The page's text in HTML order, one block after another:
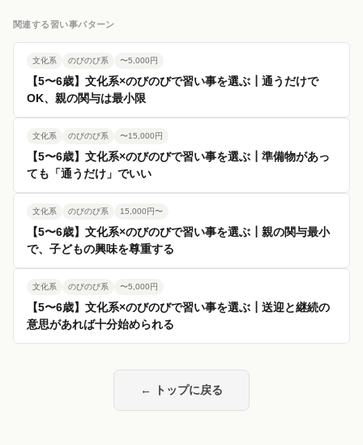
関連する習い事パターン
文化系 のびのび系 〜5,000円
【5〜6歳】文化系×のびのびで習い事を選ぶ┃通うだけで
OK、親の関与は最小限
文化系 のびのび系 〜15,000円
【5〜6歳】文化系×のびのびで習い事を選ぶ┃準備物があっ
ても「通うだけ」でいい
文化系 のびのび系 15,000円〜
【5〜6歳】文化系×のびのびで習い事を選ぶ┃親の関与最小
で、子どもの興味を尊重する
文化系 のびのび系 〜5,000円
【5〜6歳】文化系×のびのびで習い事を選ぶ┃送迎と継続の
意思があれば十分始められる
← トップに戻る